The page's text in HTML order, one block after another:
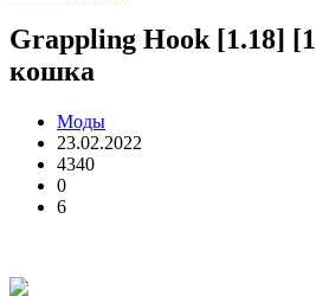
Grappling Hook [1.18]
кошка
Моды
23.02.2022
4340
0
6